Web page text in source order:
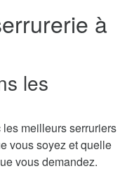
à
les
meilleurs serruriers
vous soyez et quelle
vous demandez.